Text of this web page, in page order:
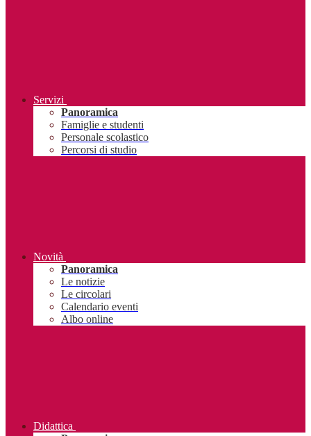
Servizi
Panoramica
Famiglie e studenti
Personale scolastico
Percorsi di studio
Novità
Panoramica
Le notizie
Le circolari
Calendario eventi
Albo online
Didattica